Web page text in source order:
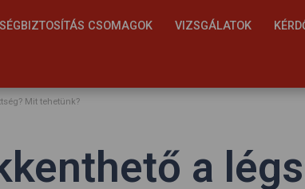
CSOMAGOK VIZSGÁLATOK
Mit tehetünk?
a